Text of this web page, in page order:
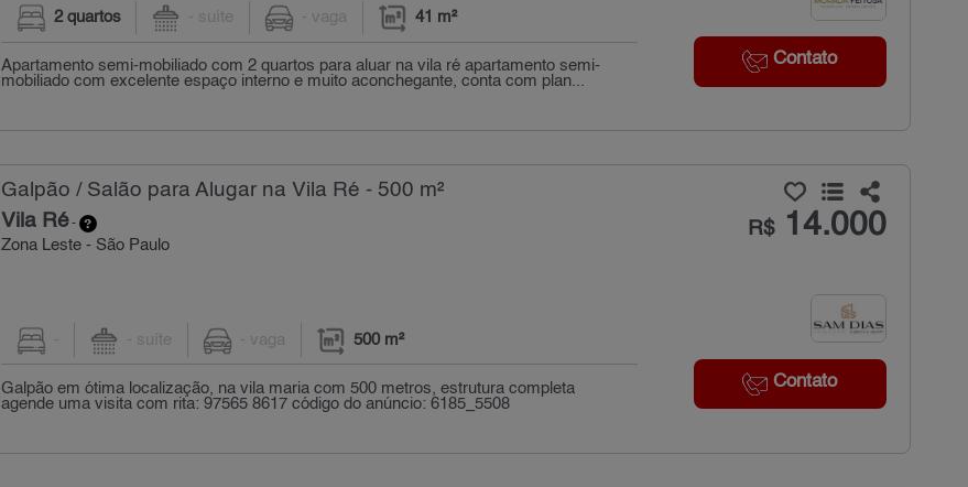
Contato
2 quartos - suíte - vaga 41 m²
Apartamento semi-mobiliado com 2 quartos para aluar na vila ré apartamento semi-
mobiliado com excelente espaço interno e muito aconchegante, conta com plan...
Galpão / Salão para Alugar na Vila Ré - 500 m²
Vila Ré-
Zona Leste - São Paulo
R$14.000
Contato
- - suíte - vaga 500 m²
Galpão em ótima localização, na vila maria com 500 metros, estrutura completa
agende uma visita com rita: 97565 8617 código do anúncio: 6185_5508